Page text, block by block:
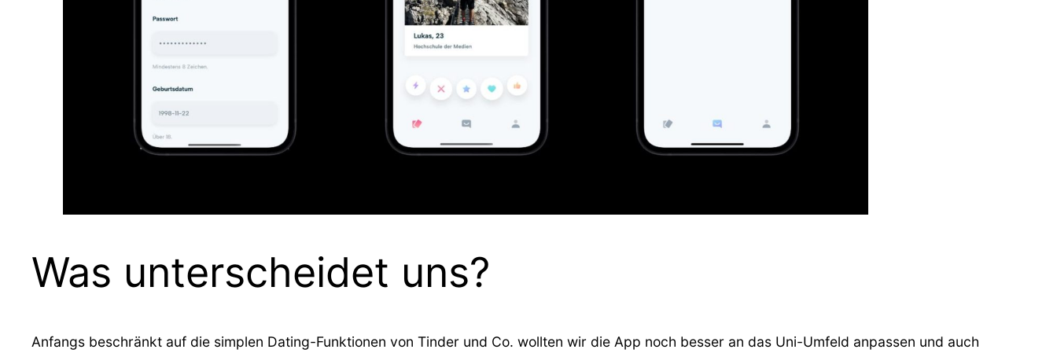
Was unterscheidet uns?
Anfangs beschränkt auf die simplen Dating-Funktionen von Tinder und Co. wollten wir die App noch besser an das Uni-Umfeld anpassen und auch